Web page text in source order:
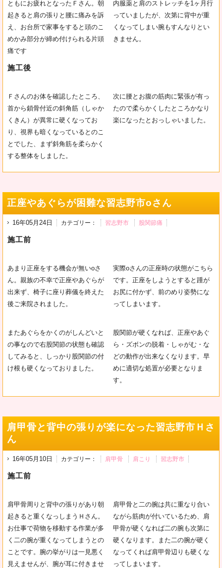
ともにお疲れとなったＦさん。朝
起きると肩の張りと腰に痛みを訴
え、お台所で家事をすると頭のこ
めかみ部分が締め付けられる片頭
痛です
内服薬と肩のストレッチを1ヶ月行
っていましたが、次第に背中が重
くなってしまい腕もすんなりとい
きません。
施工後
Ｆさんのお体を確認したところ、
首から鎖骨付近の斜角筋（しゃか
くきん）が異常に硬くなってお
り、視界も暗くなっているとのこ
とでした、まず斜角筋を柔らかく
する整体をしました。
次に腰とお腹の筋肉に緊張が有っ
たので柔らかくしたところかなり
楽になったとおっしゃいました。
正座やあぐらが困難な習志野市oさん
16年05月24日 カテゴリー： 習志野市 股関節痛
施工前
あまり正座をする機会が無いoさ
ん。親族の不幸で正座やあぐらが
出来ず、椅子に座り葬儀を終えた
後ご来院されました。
実際oさんの正座時の状態がこちら
です。正座をしようとすると踵が
お尻に付かず、前のめり姿勢にな
ってしまいます。
またあぐらをかくのがしんどいと
の事なので右股関節の状態も確認
してみると、しっかり股関節の付
け根も硬くなっておりました。
股関節が硬くなれば、正座やあぐ
ら・ズボンの脱着・しゃがむ・な
どの動作が出来なくなります。早
めに適切な処置が必要となりま
す。
肩甲骨と背中の張りが楽になった習志野市Ｈさ
ん
16年05月10日 カテゴリー： 肩甲骨 肩こり 習志野市
施工前
肩甲骨周りと背中の張りがあり朝
起きると重くなっしまうＨさん。
お仕事で荷物を移動する作業が多
く二の腕が重くなってしまうとの
ことです。腕の挙がりは一見悪く
見えませんが、腕が耳に付きませ
肩甲骨と二の腕は共に重なり合い
ながら筋肉が付いているため、肩
甲骨が硬くなれば二の腕も次第に
硬くなります。また二の腕が硬く
なってくれば肩甲骨辺りも硬くな
ってしまいます。